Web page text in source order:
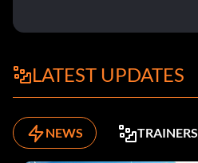
LATEST UPDATES
NEWS TRAINERS